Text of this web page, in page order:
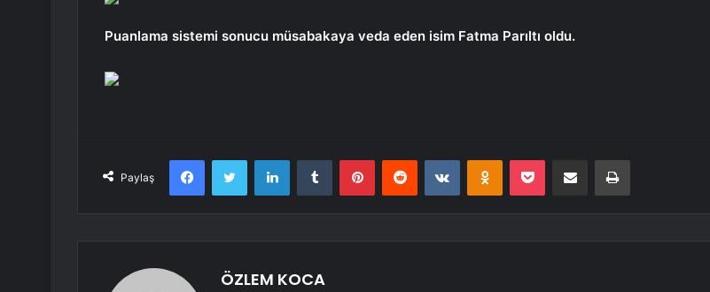
Puanlama sistemi sonucu müsabakaya veda eden isim Fatma Parıltı oldu.
Paylaş
FacebookTwitter LinkedInTumblr PinterestReddit VKontakteOdnoklassniki
Pocket E-Posta ile paylaş Yazdır
ÖZLEM KOCA